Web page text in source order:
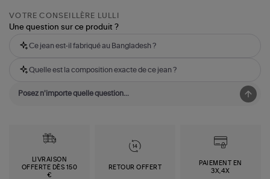
VOTRE CONSEILLÈRE LULLI
Une question sur ce produit ?
Ce jean est-il fabriqué au Bangladesh ?
Quelle est la composition exacte de ce jean ?
LIVRAISON
OFFERTE DÈS 150
€
RETOUR OFFERT
PAIEMENT EN
3X,4X